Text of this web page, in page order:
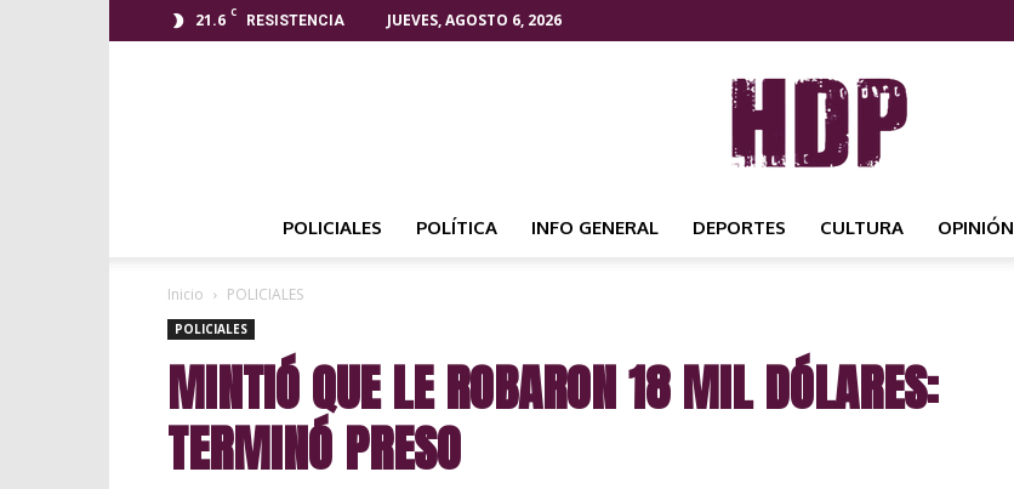
21.6 C
RESISTENCIA JUEVES, AGOSTO 6, 2026
NOTICIAS
POLICIALES POLÍTICA INFO GENERAL DEPORTES CULTURA OPINIÓN
Inicio POLICIALES
POLICIALES
MINTIÓ QUE LE ROBARON 18 MIL DÓLARES:
TERMINÓ PRESO